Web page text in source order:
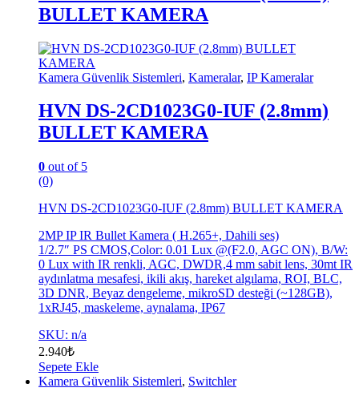
BULLET KAMERA
Kamera Güvenlik Sistemleri, Kameralar, IP Kameralar
HVN DS-2CD1023G0-IUF (2.8mm)
BULLET KAMERA
0 out of 5
(0)
HVN DS-2CD1023G0-IUF (2.8mm) BULLET KAMERA
2MP IP IR Bullet Kamera ( H.265+, Dahili ses)
1/2.7″ PS CMOS,Color: 0.01 Lux @(F2.0, AGC ON), B/W:
0 Lux with IR renkli, AGC, DWDR,4 mm sabit lens, 30mt IR
aydınlatma mesafesi, ikili akış, hareket algılama, ROI, BLC,
3D DNR, Beyaz dengeleme, mikroSD desteği (~128GB),
1xRJ45, maskeleme, aynalama, IP67
SKU: n/a
2.940₺
Sepete Ekle
Kamera Güvenlik Sistemleri, Switchler